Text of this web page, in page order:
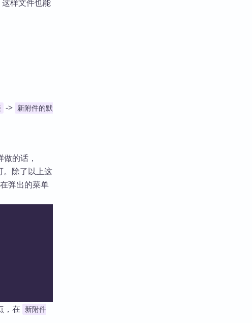
样文件也能
->
新附件的默
的话，
。除了以上这
弹出的菜单
，在
新附件